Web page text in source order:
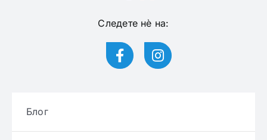
Следете нѐ на:
Блог